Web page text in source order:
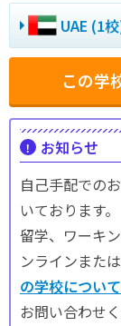
UAE (1
この学
お知らせ
自己手配での
いております。
留学、ワーキ
ンラインまた
の学校につい
お問い合わせく